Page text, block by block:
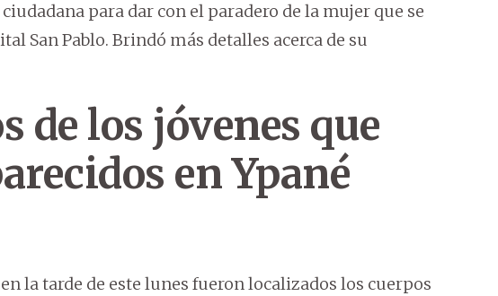
para dar con el paradero de la mujer que se
San Pablo. Brindó más detalles acerca de su
de los jóvenes que
en Ypané
la tarde de este lunes fueron localizados los cuerpos